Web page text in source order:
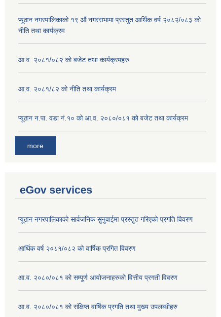
प्यूठान नगरपालिकाको १९ औं नगरसभामा प्रस्तुत आर्थिक वर्ष २०८२/०८३ को
नीति तथा कार्यक्रम
आ.व. २०८१/०८२ को बजेट तथा कार्यक्रमहरु
आ.व. २०८१/८२ को नीति तथा कार्यक्रम
प्यूठान न.पा. वडा नं.१० को आ.व. २०८०/०८१ को बजेट तथा कार्यक्रम
more
eGov services
प्यूठान नगरपालिकाको सार्वजनिक सुनुवाईमा प्रस्तुत गरिएको प्रगति विवरण
आर्थिक वर्ष २०८१/०८२ को वार्षिक प्रगित विवरण
आ.व. २०८०/०८१ को सम्पू्र्ण आयोजनाहरुको वित्तीय प्रगती विवरण
आ.व. २०८०/०८१ को संक्षिप्त वार्षिक प्रगति तथा मुख्य उपलब्धीहरु